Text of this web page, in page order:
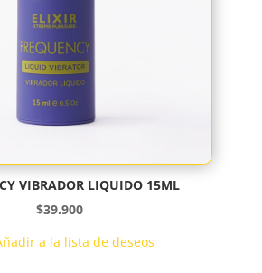
VIBRADOR LIQUIDO 15ML
$39.900
a la lista de deseos